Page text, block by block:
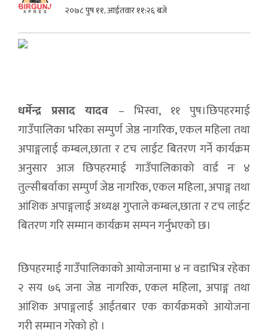
२०७८ पुष ११, आईतवार ११:२६ बजे
धर्मेन्द्र प्रसाद यादव – भिस्वा, ११ पुष।छिपहरमाई
गाउँपालिका भरिका सम्पुर्ण जेष्ठ नागरिक, एकल महिला तथा
अपाङ्गलाई कम्बल,छाता र टच लाईट बितरण गर्ने कार्यक्रम
अनुसार आज छिपहरमाई गाउँपालिकाको वार्ड नः ४
तुल्सीबर्वाका सम्पुर्ण जेष्ठ नागरिक, एकल महिला, अपाङ्ग तथा
आंशिक अपाङ्गलाई अध्यक्ष गुप्ताले कम्बल,छाता र टच लाईट
बितरण गरि सम्मान कार्यक्रम सम्पन गर्नुभएको छ।
छिपहरमाई गाउँपालिकाको आयोजनामा ४ नः वडाभित्र रहेका
२ सय ७६ जना जेष्ठ नागरिक, एकल महिला, अपाङ्ग तथा
आंशिक अपाङ्गलाई आईतबार एक कार्यक्रमको आयोजना
गरी सम्मान गरेको हो ।